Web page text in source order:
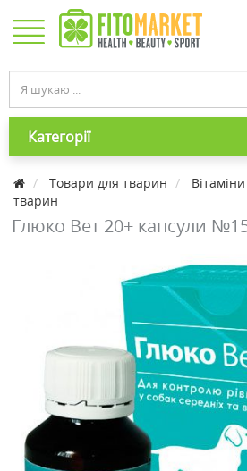
Категорії
Товари для тварин
тварин
Глюко Вет 20+ капсули